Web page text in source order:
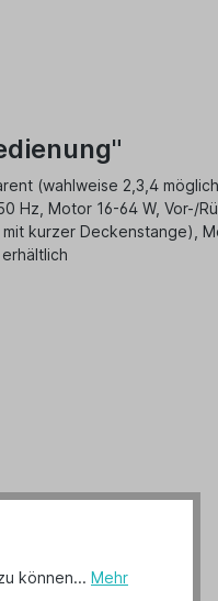
(wahlweise 2,3,4
Hz, Motor 16-64 W, Vor-/
kurzer Deckenstange),
können... Mehr